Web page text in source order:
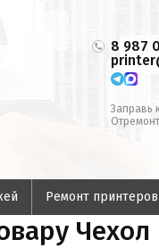
8 987
Заправь
Ремонт принтеров